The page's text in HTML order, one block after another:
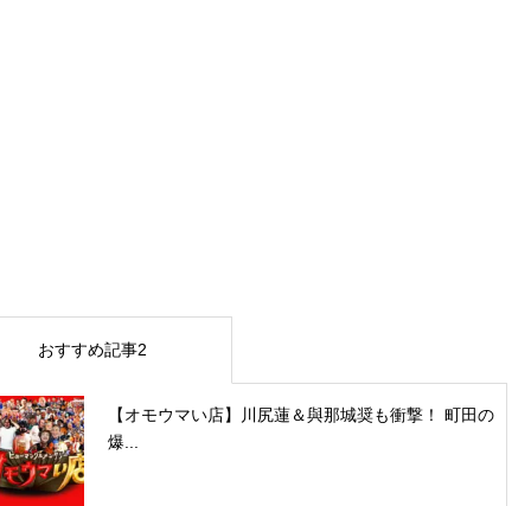
おすすめ記事2
【オモウマい店】川尻蓮＆與那城奨も衝撃！ 町田の
爆...